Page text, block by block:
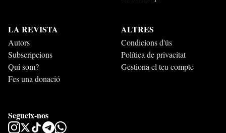
LA REVISTA
Autors
Subscripcions
Qui som?
Fes una donació
ALTRES
Condicions d'ús
Política de privacitat
Gestiona el teu compte
Segueix-nos